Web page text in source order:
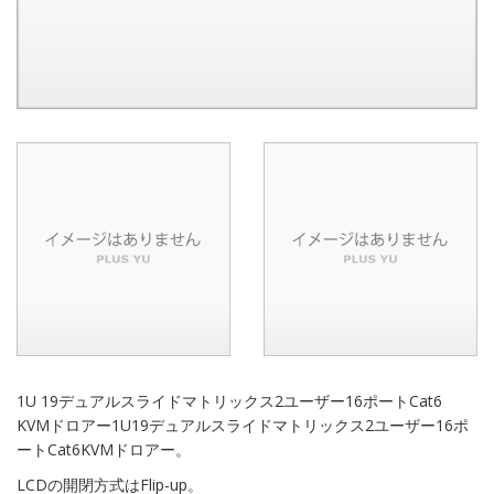
1U 19デュアルスライドマトリックス2ユーザー16ポートCat6
KVMドロアー1U19デュアルスライドマトリックス2ユーザー16ポ
ートCat6KVMドロアー。
LCDの開閉方式はFlip-up。